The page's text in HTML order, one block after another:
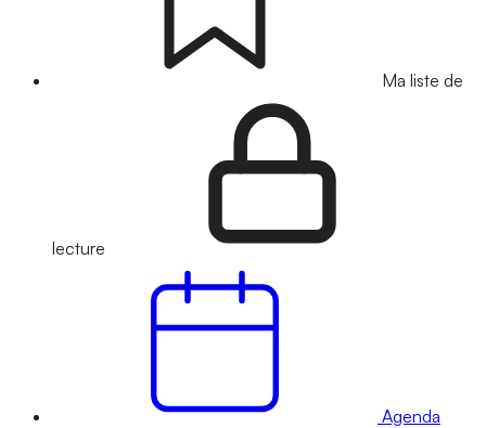
Ma liste de
lecture
Agenda